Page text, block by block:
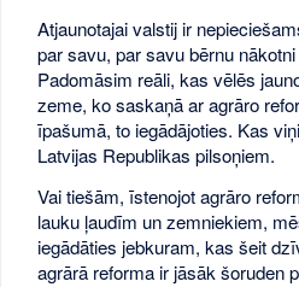
Atjaunotajai valstij ir
par savu, par savu bērnu
Padomāsim reāli, kas vēlēs
zeme, ko saskaņā ar agrāro
īpašumā, to iegādājoties. Kas
Latvijas Republikas pilsoņiem.
Vai tiešām, īstenojot agrāro
lauku ļaudīm un zemniekiem,
iegādāties jebkuram, kas šeit
agrārā reforma ir jāsāk šoruden